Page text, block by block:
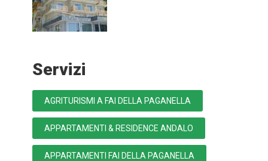
Servizi
AGRITURISMI A FAI DELLA PAGANELLA
APPARTAMENTI & RESIDENCE ANDALO
APPARTAMENTI FAI DELLA PAGANELLA